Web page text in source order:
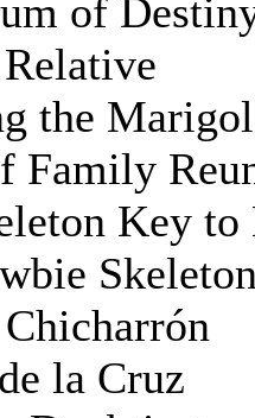
of
the
Family
Key to
la Cruz